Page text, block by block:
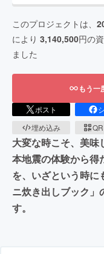
このプロジェクトは、
により 3,140,500円の
ました
もう一
ポスト
埋め込み
大変な時こそ、美味
本地震の体験から得
を、いざという時に
ニ炊き出しブック」
す。